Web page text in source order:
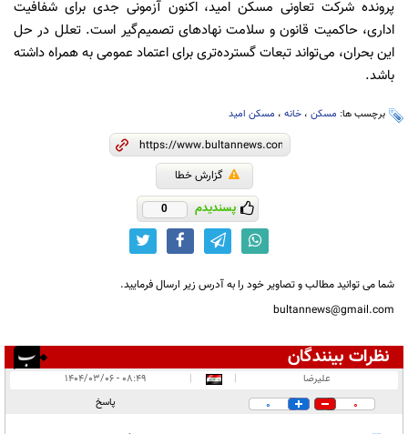
پرونده شرکت تعاونی مسکن امید، اکنون آزمونی جدی برای شفافیت
اداری، حاکمیت قانون و سلامت نهادهای تصمیم‌گیر است. تعلل در حل
این بحران، می‌تواند تبعات گسترده‌تری برای اعتماد عمومی به همراه داشته
باشد.
برچسب ها: مسکن ، خانه ، مسکن امید
گزارش خطا
پسندیدم 0
شما می توانید مطالب و تصاویر خود را به آدرس زیر ارسال فرمایید.
bultannews@gmail.com
نظرات بینندگان
در انتظار بررسی:
علیرضا |
|
۰۸:۴۹ - ۱۴۰۴/۰۳/۰۶
0
0 پاسخ